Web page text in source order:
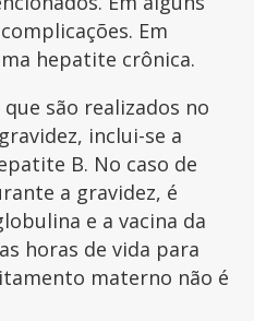
Em
hepatite crônica.
são realizados no
inclui-se a
B. No caso de
a gravidez, é
e a vacina da
horas de vida para
materno não é